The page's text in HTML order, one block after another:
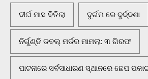
ଦୀର୍ଘ ମାସ ବିତିଲା ଦୁର୍ଗମ ରେ ଦୁର୍ଦ୍ଦଶା
ନିର୍ଗୁଣ୍ଡି ଡବଲ୍ ମର୍ଡର ମାମଲା: ୩ ଗିରଫ
ପାଟନାରେ ସର୍ବସାଧାରଣ ସ୍ଥାନରେ ଛେପ